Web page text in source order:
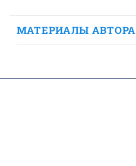
МАТЕРИАЛЫ АВТОРА